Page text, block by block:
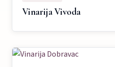
Vinarija Vivoda